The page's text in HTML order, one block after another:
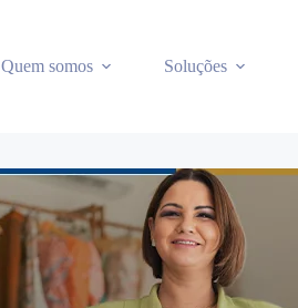
Quem somos Soluções